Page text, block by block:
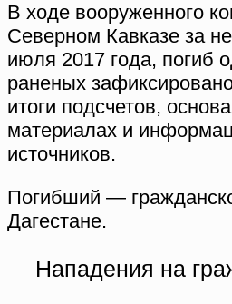
В ходе вооруженного
Северном Кавказе за
июля 2017 года, погиб
раненых
итоги подсчетов,
материалах и
источников.
Погибший —
Дагестане.
Нападения на